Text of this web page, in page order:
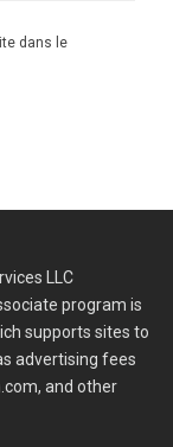
dans le
LLC
program is
supports sites to
advertising fees
and other